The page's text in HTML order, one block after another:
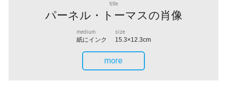
title
パーネル・トーマスの肖像
medium
紙にインク
size
15.3×12.3cm
more